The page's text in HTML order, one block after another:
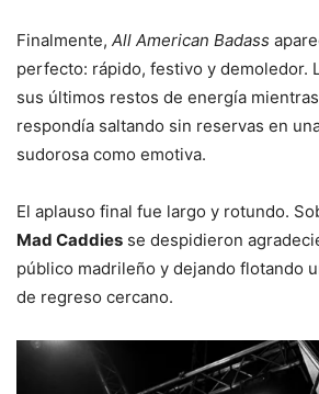
Finalmente, All American Badass
perfecto: rápido, festivo y demoledor.
sus últimos restos de energía
respondía saltando sin reservas en
sudorosa como emotiva.
El aplauso final fue largo y rotundo.
Mad Caddies se despidieron
público madrileño y dejando flotando
de regreso cercano.